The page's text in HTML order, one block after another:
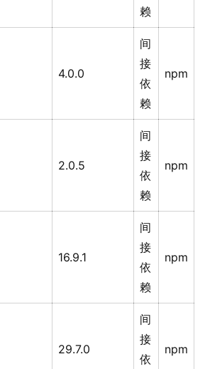
赖
4.0.0
间
接
依
赖
npm
2.0.5
间
接
依
赖
npm
16.9.1
间
接
依
赖
npm
29.7.0
间
接
依
npm